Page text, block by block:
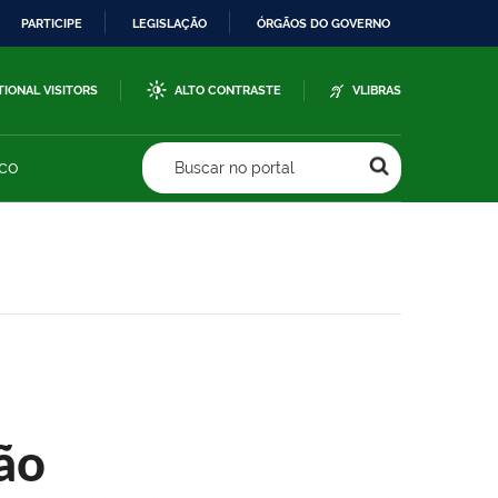
PARTICIPE LEGISLAÇÃO ÓRGÃOS DO GOVERNO
VISITORS ALTO CONTRASTE VLIBRAS
Buscar no portal